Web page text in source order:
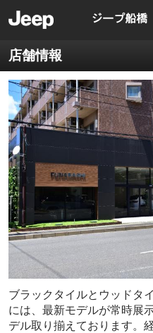
店舗情報
ブラックタイルとウッドタ
には、最新モデルが常時展
デル取り揃えております。